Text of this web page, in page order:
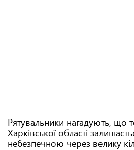
Рятувальники нагадують, що
Харківської області
небезпечною через велику